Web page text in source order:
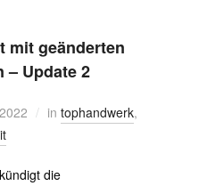
mit geänderten
– Update 2
in tophandwerk,
die